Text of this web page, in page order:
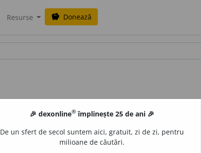
Resurse savings Donează
🎉 dexonline® împlinește 25 de ani 🎉
De un sfert de secol suntem aici, gratuit, zi de zi, pentru
milioane de căutări.